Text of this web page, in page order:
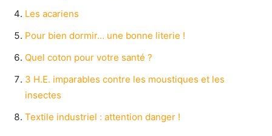
Les acariens
Pour bien dormir… une bonne literie !
Quel coton pour votre santé ?
3 H.E. imparables contre les moustiques et les
insectes
Textile industriel : attention danger !